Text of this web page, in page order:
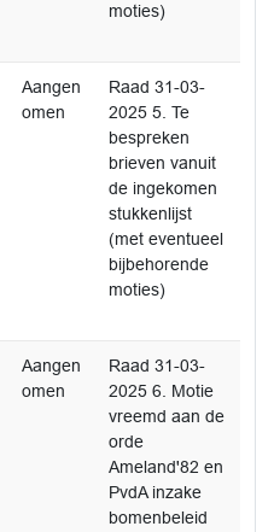
moties)
Aangen
omen
Raad 31-03-
2025 5. Te
bespreken
brieven vanuit
de ingekomen
stukkenlijst
(met eventueel
bijbehorende
moties)
Aangen
omen
Raad 31-03-
2025 6. Motie
vreemd aan de
orde
Ameland'82 en
PvdA inzake
bomenbeleid